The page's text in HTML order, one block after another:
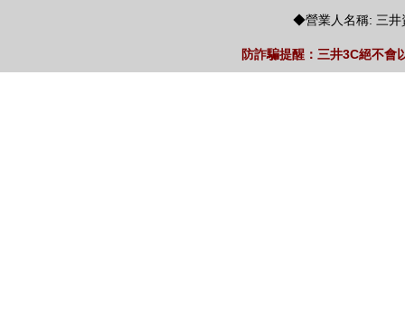
◆營業人名稱: 三井
防詐騙提醒：三井3C絕不會